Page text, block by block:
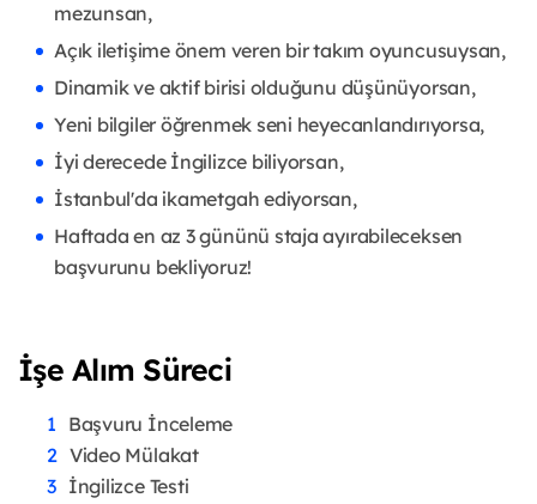
mezunsan,
Açık iletişime önem veren bir takım oyuncusuysan,
Dinamik ve aktif birisi olduğunu düşünüyorsan,
Yeni bilgiler öğrenmek seni heyecanlandırıyorsa,
İyi derecede İngilizce biliyorsan,
İstanbul'da ikametgah ediyorsan,
Haftada en az 3 gününü staja ayırabileceksen
başvurunu bekliyoruz!
İşe Alım Süreci
Başvuru İnceleme
Video Mülakat
İngilizce Testi